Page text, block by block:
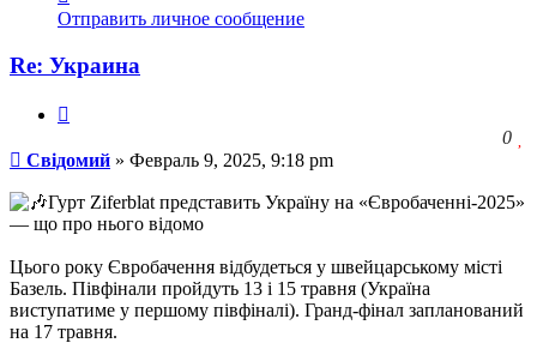
информация
пользователя
Отправить личное сообщение
Re: Украина
0
Сообщение
Свідомий » Февраль 9, 2025, 9:18 pm
Гурт Ziferblat представить Україну на «Євробаченні-2025»
— що про нього відомо
Цього року Євробачення відбудеться у швейцарському місті
Базель. Півфінали пройдуть 13 і 15 травня (Україна
виступатиме у першому півфіналі). Гранд-фінал запланований
на 17 травня.